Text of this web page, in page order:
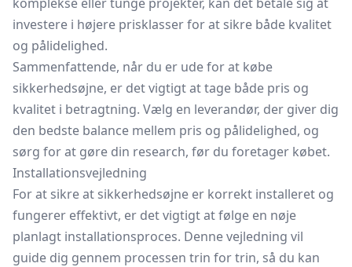
investere i højere prisklasser for at sikre både kvalitet
og pålidelighed.
Sammenfattende, når du er ude for at købe
sikkerhedsøjne, er det vigtigt at tage både pris og
kvalitet i betragtning. Vælg en leverandør, der giver dig
den bedste balance mellem pris og pålidelighed, og
sørg for at gøre din research, før du foretager købet.
Installationsvejledning
For at sikre at sikkerhedsøjne er korrekt installeret og
fungerer effektivt, er det vigtigt at følge en nøje
planlagt installationsproces. Denne vejledning vil
guide dig gennem processen trin for trin, så du kan